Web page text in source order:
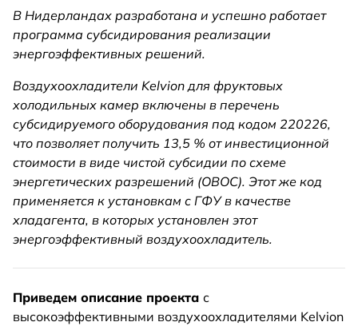
В Нидерландах разработана и успешно работает
программа субсидирования реализации
энергоэффективных решений.
Воздухоохладители Kelvion для фруктовых
холодильных камер включены в перечень
субсидируемого оборудования под кодом 220226,
что позволяет получить 13,5 % от инвестиционной
стоимости в виде чистой субсидии по схеме
энергетических разрешений (ОВОС). Этот же код
применяется к установкам с ГФУ в качестве
хладагента, в которых установлен этот
энергоэффективный воздухоохладитель.
Приведем описание проекта с
высокоэффективными воздухоохладителями Kelvion